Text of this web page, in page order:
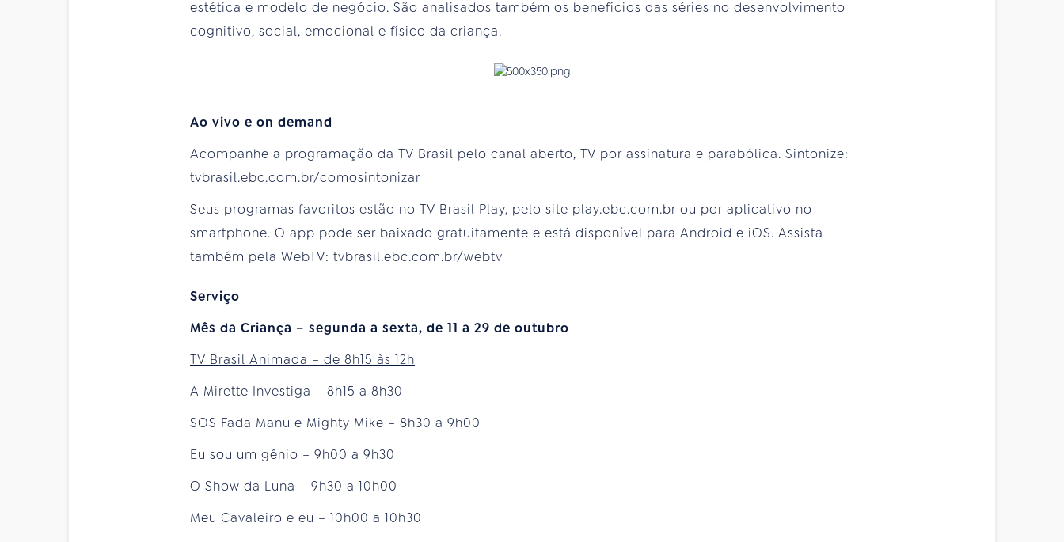
estética e modelo de negócio. São analisados também os benefícios das séries no desenvolvimento
cognitivo, social, emocional e físico da criança.
Ao vivo e on demand
Acompanhe a programação da TV Brasil pelo canal aberto, TV por assinatura e parabólica. Sintonize:
tvbrasil.ebc.com.br/comosintonizar
Seus programas favoritos estão no TV Brasil Play, pelo site play.ebc.com.br ou por aplicativo no
smartphone. O app pode ser baixado gratuitamente e está disponível para Android e iOS. Assista
também pela WebTV: tvbrasil.ebc.com.br/webtv
Serviço
Mês da Criança – segunda a sexta, de 11 a 29 de outubro
TV Brasil Animada – de 8h15 às 12h
A Mirette Investiga – 8h15 a 8h30
SOS Fada Manu e Mighty Mike – 8h30 a 9h00
Eu sou um gênio – 9h00 a 9h30
O Show da Luna – 9h30 a 10h00
Meu Cavaleiro e eu – 10h00 a 10h30